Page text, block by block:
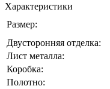
Характеристики
Размер:
Двусторонняя отделка:
Лист металла:
Коробка:
Полотно: